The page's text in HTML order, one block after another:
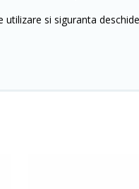
utilizare si siguranta